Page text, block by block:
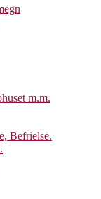
m.m.
Befrielse.